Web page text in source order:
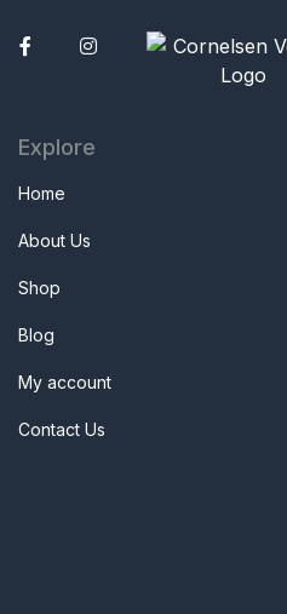
Facebook
Explore
Home
About Us
Shop
Blog
My account
Contact Us